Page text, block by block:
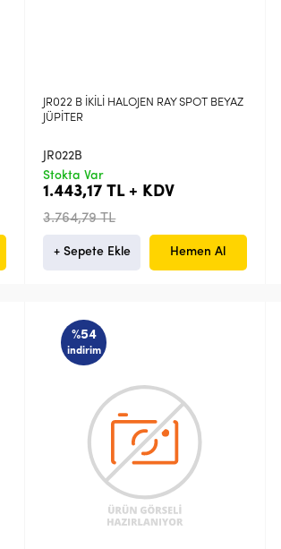
JR022 B İKİLİ HALOJEN RAY SPOT BEYAZ
JÜPİTER
JR022B
Stokta Var
1.443,17 TL + KDV
3.764,79 TL
+ Sepete Ekle Hemen Al
%54
indirim